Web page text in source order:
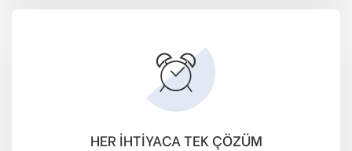
HER İHTİYACA TEK ÇÖZÜM